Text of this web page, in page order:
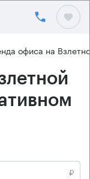
офиса на
₽